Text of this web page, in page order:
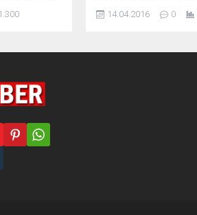
hafta sonu
işlenen
milletvekilliği
14.04.2016 0